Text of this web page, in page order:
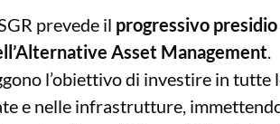
prevede il progressivo presidio
Asset Management.
l’obiettivo di investire in tutte
e nelle infrastrutture,